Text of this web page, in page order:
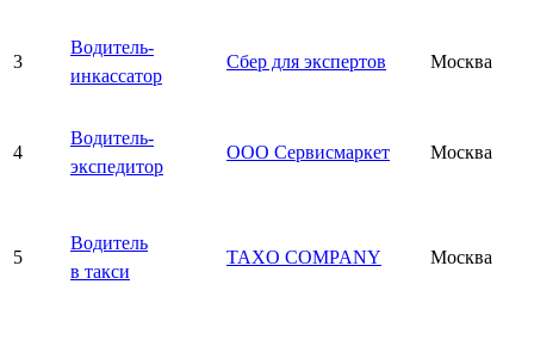
3
Водитель-
инкассатор
Сбер для экспертов Москва
4
Водитель-
экспедитор
ООО Сервисмаркет Москва
5
Водитель
в такси
TAXO COMPANY Москва